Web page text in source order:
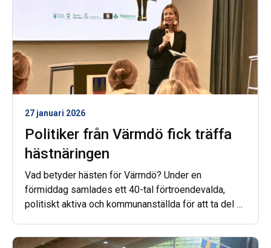
27 januari 2026
Politiker från Värmdö fick träffa
hästnäringen
Vad betyder hästen för Värmdö? Under en
förmiddag samlades ett 40-tal förtroendevalda,
politiskt aktiva och kommunanställda för att ta del av